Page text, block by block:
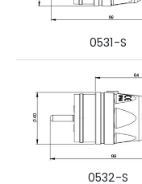
0531-S
0532-S